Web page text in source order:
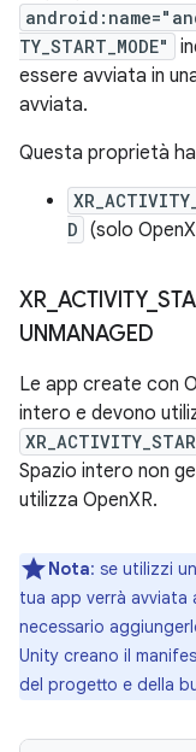
TY_START_MODE"
essere avviata in
avviata.
Questa proprietà
D (solo
XR ACTIVITY_
UNMANAGED
Le app create con
intero e devono
Spazio intero non
utilizza OpenXR.
Nota: se utilizzi
tua app verrà avviata
necessario
Unity creano il
del progetto e della